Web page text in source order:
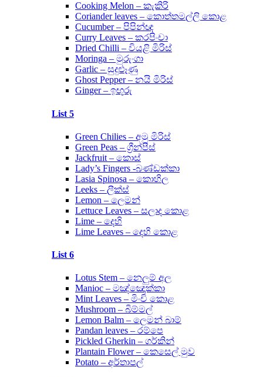
Cooking Melon – කැකිරි
Coriander leaves – කොත්තමල්ලි කොළ
Cucumber – පිපින්ඥ
Curry Leaves – කරපිංචා
Dried Chilli – වියළි මිරිස්
Moringa – මුරුංගා
Garlic – සුදුළූණු
Ghost Pepper – නයි මිරිස්
Ginger – ඉඟුරු
List 5
Green Chilies – අමු මිරිස්
Green Peas – ග්‍රීන්පීස්
Jackfruit – කොස්
Lady’s Fingers -බණ්ඩක්කා
Lasia Spinosa – කොහිල
Leeks – ලීක්ස්
Lemon – ලෙමන්
Lettuce Leaves – සලාද කොළ
Lime – දෙහි
Lime Leaves – දෙහි කොළ
List 6
Lotus Stem – නෙලුම් අල
Manioc – මඤ්ඤොක්කා
Mint Leaves – මිංචි කොළ
Mushroom – බිම්මල්
Lemon Balm – ලෙමන් බාම්
Pandan leaves – රම්පෙ
Pickled Gherkin – ගර්කින්
Plantain Flower – කෙසෙල් මුව
Potato – අර්තාපල්